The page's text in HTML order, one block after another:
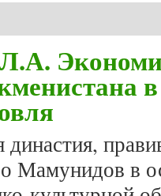
Мамунидов в